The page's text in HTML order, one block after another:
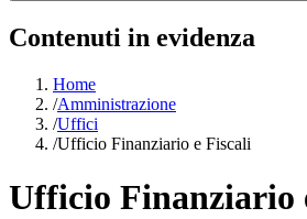
Contenuti in evidenza
Home
/Amministrazione
/Uffici
/Ufficio Finanziario e Fiscali
Ufficio Finanziario